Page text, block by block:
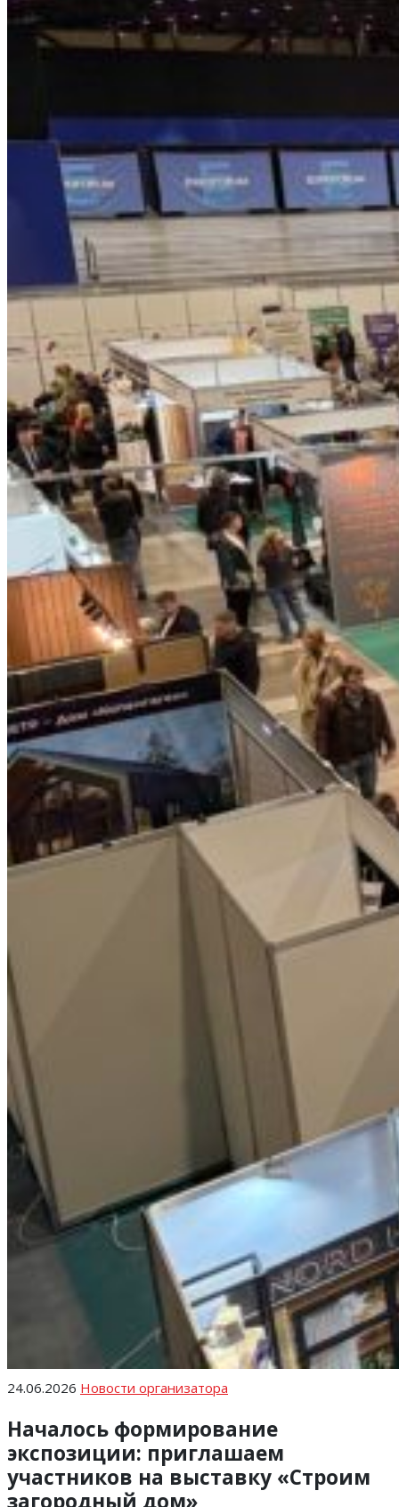
24.06.2026 Новости организатора
Началось формирование
экспозиции: приглашаем
участников на выставку «Строим
загородный дом»